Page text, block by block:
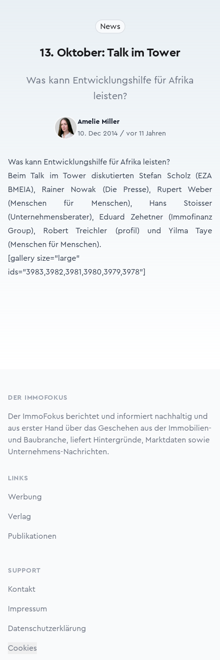
News
13. Oktober: Talk im Tower
Was kann Entwicklungshilfe für Afrika
leisten?
Amelie Miller
10. Dec 2014 / vor 11 Jahren
Was kann Entwicklungshilfe für Afrika leisten?
Beim Talk im Tower diskutierten Stefan Scholz (EZA
BMEIA), Rainer Nowak (Die Presse), Rupert Weber
(Menschen für Menschen), Hans Stoisser
(Unternehmensberater), Eduard Zehetner (Immofinanz
Group), Robert Treichler (profil) und Yilma Taye
(Menschen für Menschen).
[gallery size="large"
ids="3983,3982,3981,3980,3979,3978"]
DER IMMOFOKUS
Der ImmoFokus berichtet und informiert nachhaltig und
aus erster Hand über das Geschehen aus der Immobilien-
und Baubranche, liefert Hintergründe, Marktdaten sowie
Unternehmens-Nachrichten.
LINKS
Werbung
Verlag
Publikationen
SUPPORT
Kontakt
Impressum
Datenschutzerklärung
Cookies